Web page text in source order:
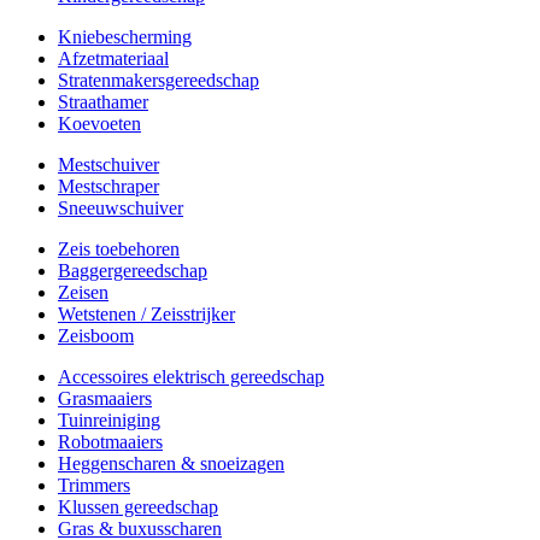
Kniebescherming
Afzetmateriaal
Stratenmakersgereedschap
Straathamer
Koevoeten
Mestschuiver
Mestschraper
Sneeuwschuiver
Zeis toebehoren
Baggergereedschap
Zeisen
Wetstenen / Zeisstrijker
Zeisboom
Accessoires elektrisch gereedschap
Grasmaaiers
Tuinreiniging
Robotmaaiers
Heggenscharen & snoeizagen
Trimmers
Klussen gereedschap
Gras & buxusscharen